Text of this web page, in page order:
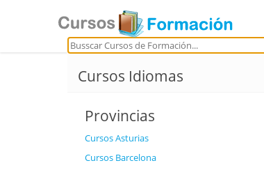
Cursos Idiomas
Provincias
Cursos Asturias
Cursos Barcelona